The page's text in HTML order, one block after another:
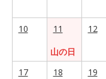
10
11
山の日
12
17
18 19